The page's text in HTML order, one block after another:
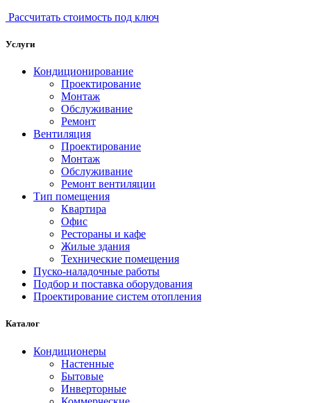
Рассчитать стоимость под ключ
Услуги
Кондиционирование
Проектирование
Монтаж
Обслуживание
Ремонт
Вентиляция
Проектирование
Монтаж
Обслуживание
Ремонт вентиляции
Тип помещения
Квартира
Офис
Рестораны и кафе
Жилые здания
Технические помещения
Пуско-наладочные работы
Подбор и поставка оборудования
Проектирование систем отопления
Каталог
Кондиционеры
Настенные
Бытовые
Инверторные